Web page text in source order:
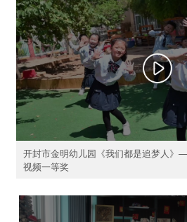
开封市金明幼儿园《我们都是追梦人》
视频一等奖